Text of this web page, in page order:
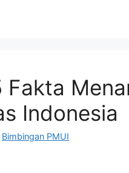
Fakta
Indonesia
Bimbingan PMUI